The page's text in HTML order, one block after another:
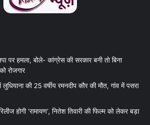
पर हमला, बोले- कांग्रेस की सरकार बनी तो बिना
रोजगार
की 25 वर्षीय रमनदीप कौर की मौत, गांव में पसरा
होगी ‘रामायण’, नितेश तिवारी की फिल्म को लेकर बड़ा